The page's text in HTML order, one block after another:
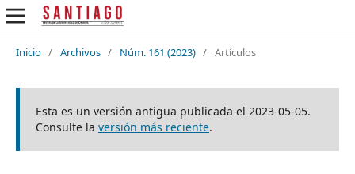
Inicio / Archivos / Núm. 161 (2023) / Artículos
Esta es un versión antigua publicada el 2023-05-05.
Consulte la versión más reciente.